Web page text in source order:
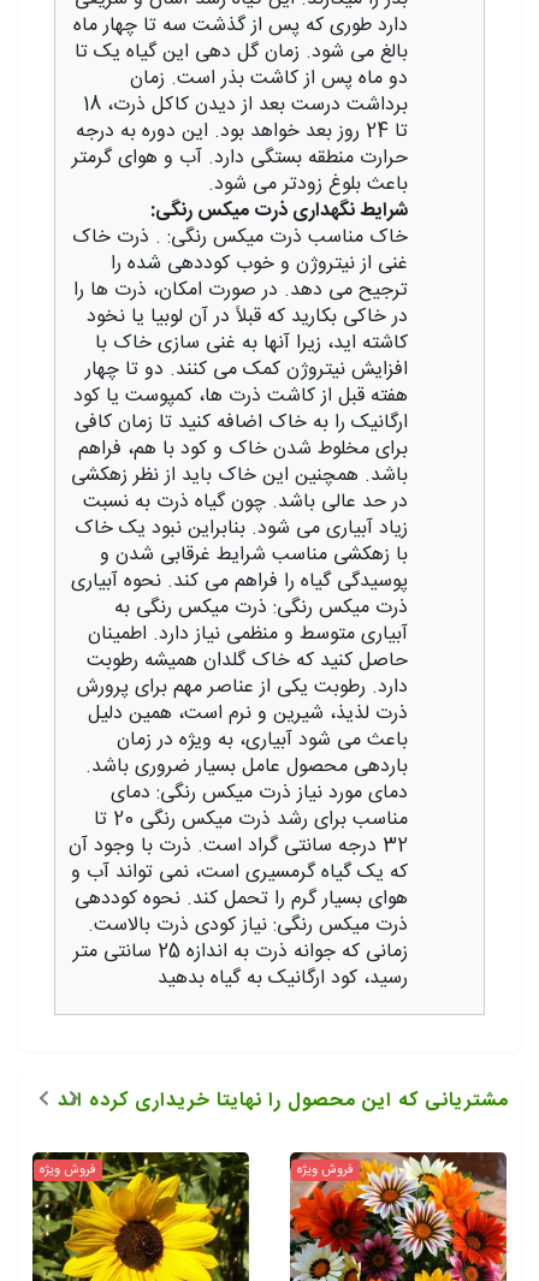
دارد طوری که پس از گذشت سه تا چهار ماه
بالغ می‌ شود. زمان گل دهی این گیاه یک تا
دو ماه پس از کاشت بذر است. زمان
برداشت درست بعد از دیدن کاکل ذرت، 18
تا 24 روز بعد خواهد بود. این دوره به درجه
حرارت منطقه بستگی دارد. آب و هوای گرمتر
باعث بلوغ زودتر می شود.
شرایط نگهداری ذرت میکس رنگی:
‎خاک مناسب ذرت میکس رنگی: . ذرت خاک
غنی از نیتروژن و خوب کوددهی شده را
ترجیح می دهد. در صورت امکان، ذرت ها را
در خاکی بکارید که قبلاً در آن لوبیا یا نخود
کاشته اید، زیرا آنها به غنی سازی خاک با
افزایش نیتروژن کمک می کنند. دو تا چهار
هفته قبل از کاشت ذرت ها، کمپوست یا کود
ارگانیک را به خاک اضافه کنید تا زمان کافی
برای مخلوط شدن خاک و کود با هم، فراهم
باشد. همچنین این خاک باید از نظر زهکشی
در حد عالی باشد. چون گیاه ذرت به نسبت
زیاد آبیاری می شود. بنابراین نبود یک خاک
با زهکشی مناسب شرایط غرقابی شدن و
پوسیدگی گیاه را فراهم می کند. نحوه آبیاری
ذرت میکس رنگی: ذرت میکس رنگی به
آبیاری متوسط و منظمی نیاز دارد. اطمینان
حاصل کنید که خاک گلدان همیشه رطوبت
دارد. رطوبت یکی از عناصر مهم برای پرورش
ذرت لذیذ، شیرین و نرم است، همین دلیل
باعث می شود آبیاری، به ویژه در زمان
باردهی محصول عامل بسیار ضروری باشد.
دمای مورد نیاز ذرت میکس رنگی: دمای
مناسب برای رشد ذرت میکس رنگی 20 تا
32 درجه سانتی گراد است. ذرت با وجود آن
که یک گیاه گرمسیری است، نمی‌ تواند آب و
هوای بسیار گرم را تحمل کند. نحوه کوددهی
ذرت میکس رنگی: نیاز کودی ذرت بالاست.
زمانی که جوانه ذرت به اندازه 25 سانتی متر
رسید، کود ارگانیک به گیاه بدهید
مشتریانی که این محصول را نهایتا خریداری کرده اند
فروش ویژه فروش ویژه